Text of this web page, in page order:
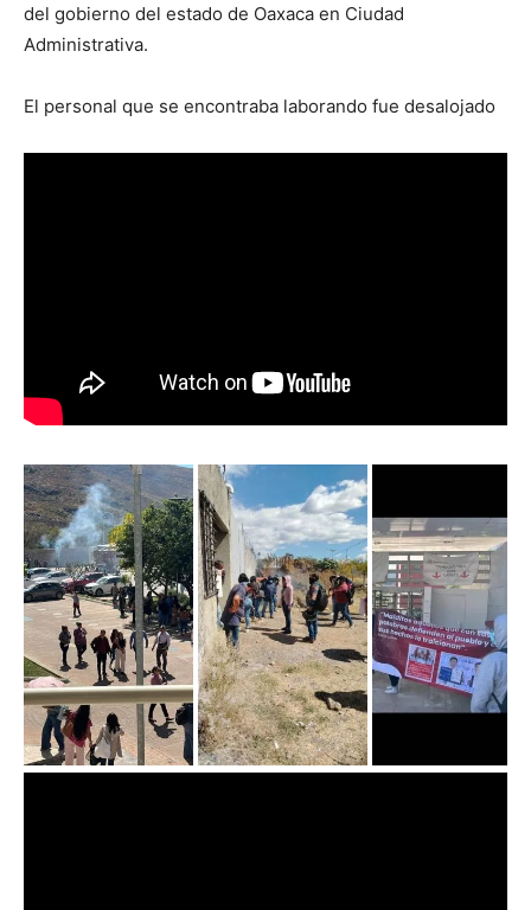
del gobierno del estado de Oaxaca en Ciudad
Administrativa.
El personal que se encontraba laborando fue desalojado